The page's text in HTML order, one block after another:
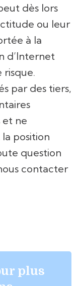
dès lors
ou leur
à la
d’Internet
par des tiers,
et ne
position
question
contacter
plus